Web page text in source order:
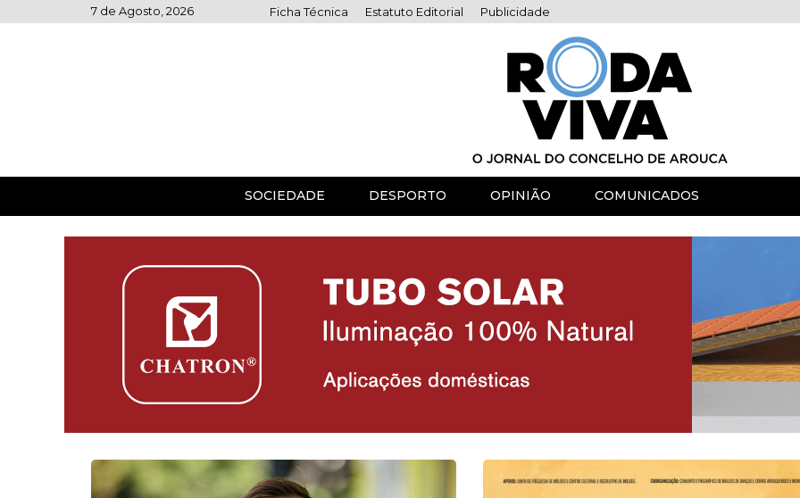
to
7 de Agosto, 2026 Ficha Técnica Estatuto Editorial Publicidade
SOCIEDADE DESPORTO OPINIÃO COMUNICADOS